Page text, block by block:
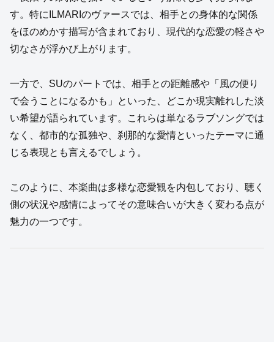
す。特にILMARIのヴァースでは、相手との身体的な関係
をほのめかす描写が含まれており、現代的な恋愛の軽さや
切なさが浮かび上がります。
一方で、SUのパートでは、相手との距離感や「風の便り
で会うことになるかも」といった、どこか現実離れした淡
い希望が語られています。これらは単なるラブソングでは
なく、都市的な孤独や、刹那的な愛情といったテーマに通
じる表現とも言えるでしょう。
このように、本楽曲は多様な恋愛観を内包しており、聴く
側の状況や感情によってその意味合いが大きく変わる点が
魅力の一つです。